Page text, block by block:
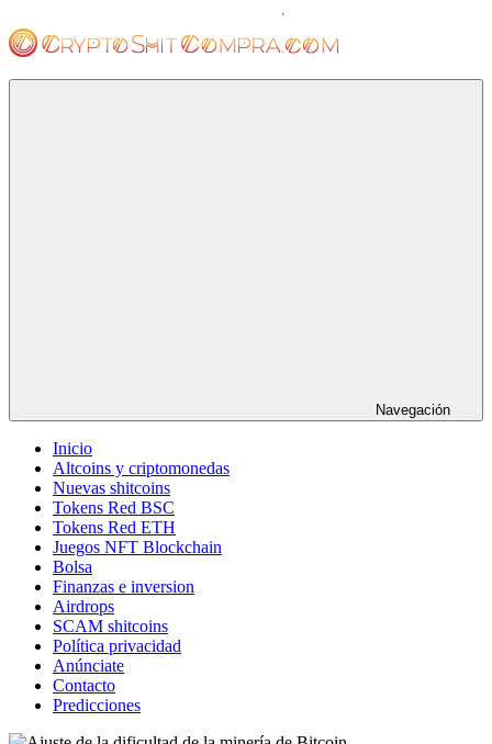
al
contenido
Navegación
Inicio
Altcoins y criptomonedas
Nuevas shitcoins
Tokens Red BSC
Tokens Red ETH
Juegos NFT Blockchain
Bolsa
Finanzas e inversion
Airdrops
SCAM shitcoins
Política privacidad
Anúnciate
Contacto
Predicciones